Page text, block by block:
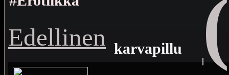
Edellinen karvapillu